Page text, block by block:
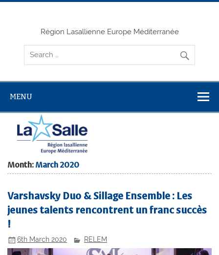
Skip
Région Lasallienne Europe Méditerranée
MENU
Month: March 2020
Varshavsky Duo & Sillage Ensemble : Les
jeunes talents rencontrent un franc succès
!
6th March 2020 RELEM